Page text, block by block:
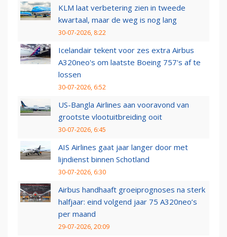
KLM laat verbetering zien in tweede
kwartaal, maar de weg is nog lang
30-07-2026, 8:22
Icelandair tekent voor zes extra Airbus
A320neo's om laatste Boeing 757's af te
lossen
30-07-2026, 6:52
US-Bangla Airlines aan vooravond van
grootste vlootuitbreiding ooit
30-07-2026, 6:45
AIS Airlines gaat jaar langer door met
lijndienst binnen Schotland
30-07-2026, 6:30
Airbus handhaaft groeiprognoses na sterk
halfjaar: eind volgend jaar 75 A320neo’s
per maand
29-07-2026, 20:09